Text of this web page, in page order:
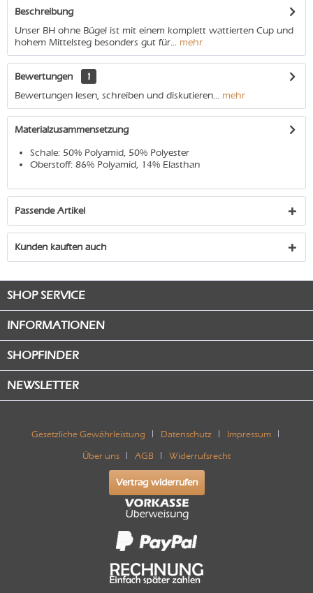
Beschreibung
Unser BH ohne Bügel ist mit einem komplett wattierten Cup und
hohem Mittelsteg besonders gut für... mehr
Bewertungen
1
Bewertungen lesen, schreiben und diskutieren... mehr
Materialzusammensetzung
Schale: 50% Polyamid, 50% Polyester
Oberstoff: 86% Polyamid, 14% Elasthan
Passende Artikel
Kunden kauften auch
SHOP SERVICE
INFORMATIONEN
SHOPFINDER
NEWSLETTER
Gesetzliche Gewährleistung Datenschutz Impressum
Über uns AGB Widerrufsrecht
Vertrag widerrufen